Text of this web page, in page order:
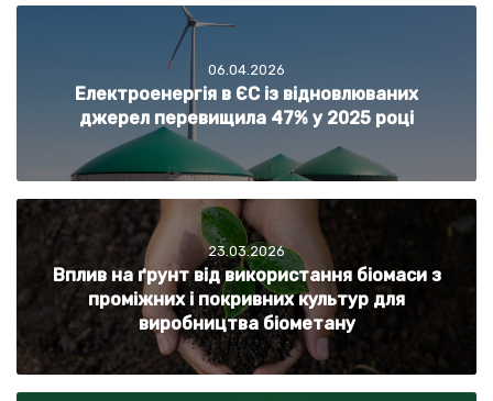
06.04.2026
Електроенергія в ЄС із відновлюваних
джерел перевищила 47% у 2025 році
23.03.2026
Вплив на ґрунт від використання біомаси з
проміжних і покривних культур для
виробництва біометану